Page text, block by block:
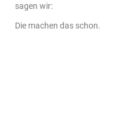
sagen wir:
Die machen das schon.